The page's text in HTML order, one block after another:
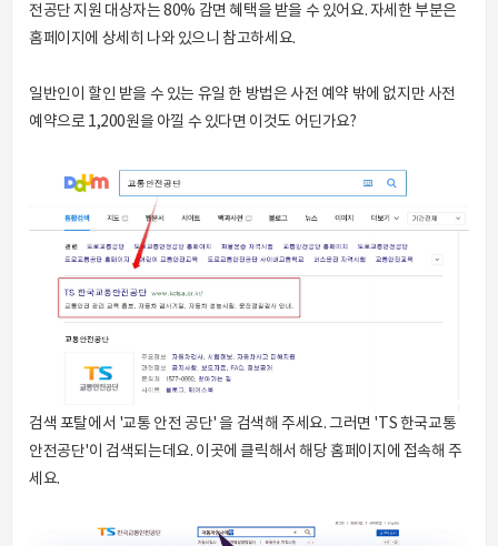
전공단 지원 대상자는 80% 감면 혜택을 받을 수 있어요. 자세한 부분은
홈페이지에 상세히 나와 있으니 참고하세요.
일반인이 할인 받을 수 있는 유일 한 방법은 사전 예약 밖에 없지만 사전
예약으로 1,200원을 아낄 수 있다면 이것도 어딘가요?
검색 포탈에서 '교통 안전 공단' 을 검색해 주세요. 그러면 'TS 한국교통
안전공단'이 검색되는데요. 이곳에 클릭해서 해당 홈페이지에 접속해 주
세요.